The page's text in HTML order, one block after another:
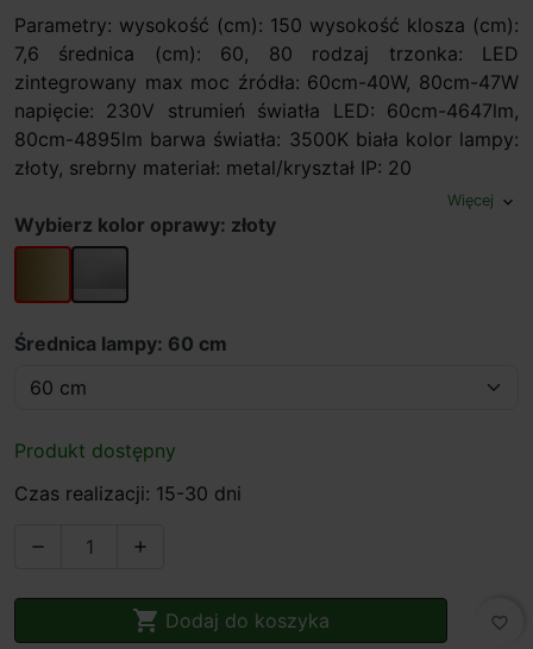
Parametry: wysokość (cm): 150 wysokość klosza (cm):
7,6 średnica (cm): 60, 80 rodzaj trzonka: LED
zintegrowany max moc źródła: 60cm-40W, 80cm-47W
napięcie: 230V strumień światła LED: 60cm-4647lm,
80cm-4895lm barwa światła: 3500K biała kolor lampy:
złoty, srebrny materiał: metal/kryształ IP: 20
Więcej expand_more
Wybierz kolor oprawy: złoty
złoty srebrny
Średnica lampy: 60 cm
Produkt dostępny
Czas realizacji: 15-30 dni
 
 Dodaj do koszyka favorite_border